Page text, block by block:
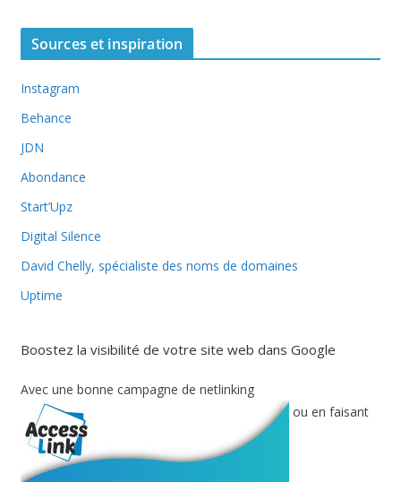
Sources et inspiration
Instagram
Behance
JDN
Abondance
Start’Upz
Digital Silence
David Chelly, spécialiste des noms de domaines
Uptime
Boostez la visibilité de votre site web dans Google
Avec une bonne campagne de netlinking
ou en faisant